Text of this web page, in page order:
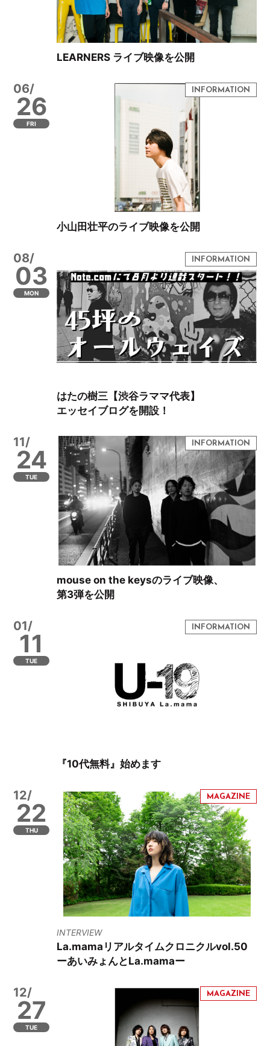
LEARNERS ライブ映像を公開
06/
26
FRI
小山田壮平のライブ映像を公開
08/
03
MON
はたの樹三【渋谷ラママ代表】
エッセイブログを開設！
11/
24
TUE
mouse on the keysのライブ映像、
第3弾を公開
01/
11
TUE
『10代無料』始めます
12/
22
THU
INTERVIEW
La.mamaリアルタイムクロニクルvol.50
ーあいみょんとLa.mamaー
12/
27
TUE